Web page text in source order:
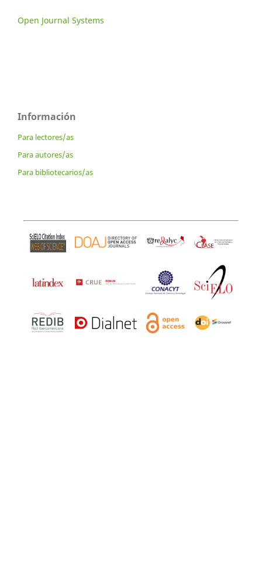
Open Journal Systems
Información
Para lectores/as
Para autores/as
Para bibliotecarios/as